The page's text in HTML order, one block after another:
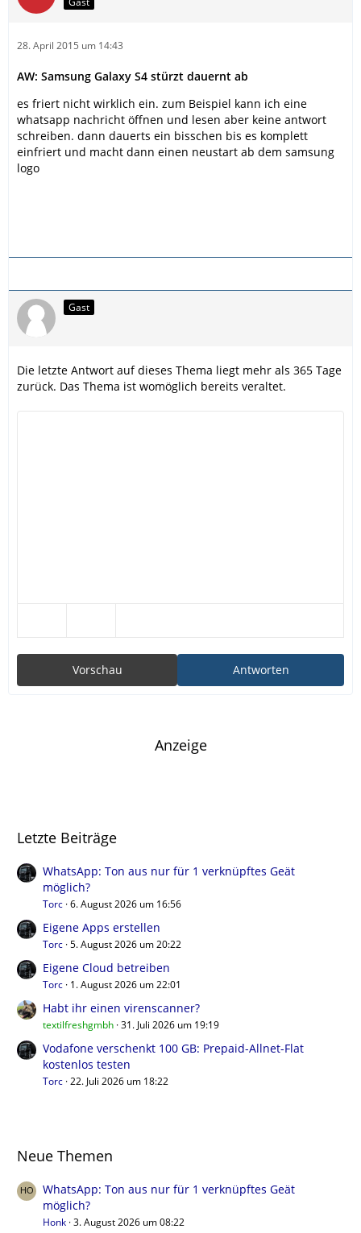
28. April 2015 um 14:43
AW: Samsung Galaxy S4 stürzt dauernt ab
es friert nicht wirklich ein. zum Beispiel kann ich eine
whatsapp nachricht öffnen und lesen aber keine antwort
schreiben. dann dauerts ein bisschen bis es komplett
einfriert und macht dann einen neustart ab dem samsung
logo
Gast
Die letzte Antwort auf dieses Thema liegt mehr als 365 Tage
zurück. Das Thema ist womöglich bereits veraltet.
Antworten
Vorschau
Anzeige
Letzte Beiträge
WhatsApp: Ton aus nur für 1 verknüpftes Geät
möglich?
Torc 6. August 2026 um 16:56
Eigene Apps erstellen
Torc 5. August 2026 um 20:22
Eigene Cloud betreiben
Torc 1. August 2026 um 22:01
Habt ihr einen virenscanner?
textilfreshgmbh 31. Juli 2026 um 19:19
Vodafone verschenkt 100 GB: Prepaid-Allnet-Flat
kostenlos testen
Torc 22. Juli 2026 um 18:22
Neue Themen
WhatsApp: Ton aus nur für 1 verknüpftes Geät
möglich?
Honk 3. August 2026 um 08:22